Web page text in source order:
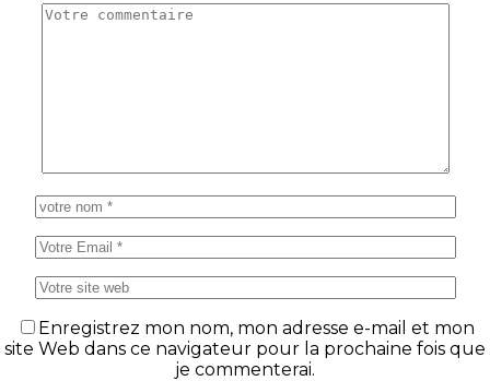
Enregistrez mon nom, mon adresse e-mail et mon
site Web dans ce navigateur pour la prochaine fois que
je commenterai.